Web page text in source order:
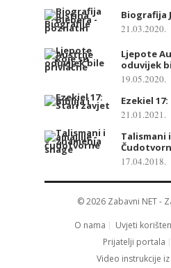
Biografija
21.03.2020.
Ljepote
oduvijek
19.05.2020.
Ezekiel
21.01.2021.
Talismani
17.04.2018.
© 2026 Zabavni NET-
O nama
Uvjeti
Prijatelji portala
Video instrukcije